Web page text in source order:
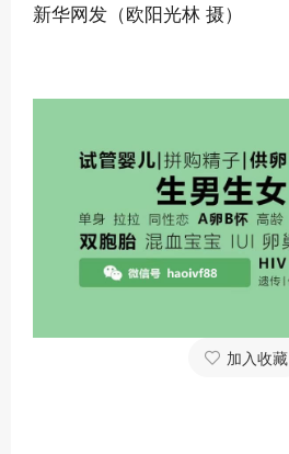
新华网发（欧阳光林 摄）
加入收藏